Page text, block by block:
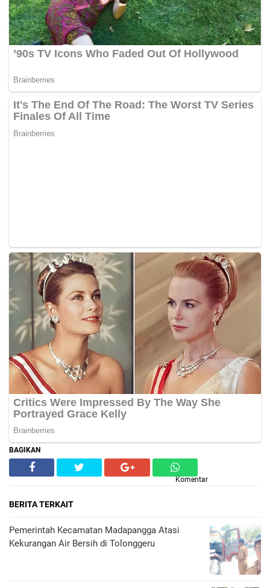
BAGIKAN
Komentar
BERITA TERKAIT
Pemerintah Kecamatan Madapangga Atasi
Kekurangan Air Bersih di Tolonggeru